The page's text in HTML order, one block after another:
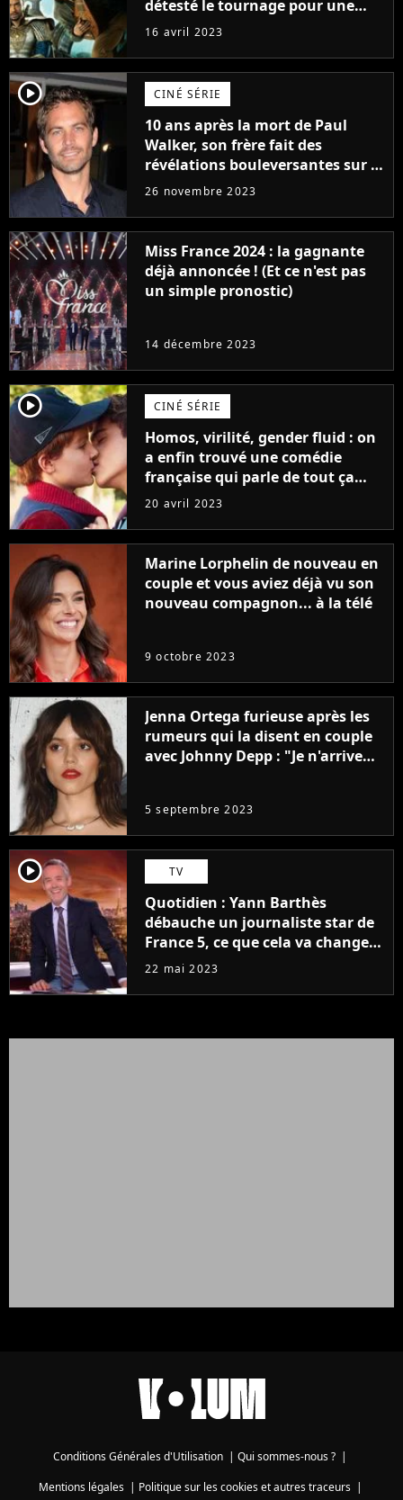
détesté le tournage pour une
raison très spéciale
16 avril 2023
player2 CINÉ SÉRIE
10 ans après la mort de Paul
Walker, son frère fait des
révélations bouleversantes sur la
réaction des acteurs de Fast and
26 novembre 2023
Miss France 2024 : la gagnante
déjà annoncée ! (Et ce n'est pas
un simple pronostic)
14 décembre 2023
player2 CINÉ SÉRIE
Homos, virilité, gender fluid : on
a enfin trouvé une comédie
française qui parle de tout ça
sans être super ringarde
20 avril 2023
Marine Lorphelin de nouveau en
couple et vous aviez déjà vu son
nouveau compagnon... à la télé
9 octobre 2023
Jenna Ortega furieuse après les
rumeurs qui la disent en couple
avec Johnny Depp : "Je n'arrive
5 septembre 2023
player2 TV
Quotidien : Yann Barthès
débauche un journaliste star de
France 5, ce que cela va changer
à la rentrée
22 mai 2023
Conditions Générales d'Utilisation | Qui sommes-nous ? |
Mentions légales| Politique sur les cookies et autres traceurs|